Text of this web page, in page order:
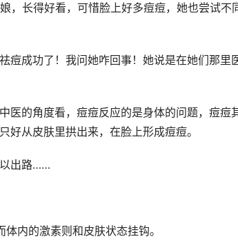
，长得好看，可惜脸上好多痘痘，她也尝试不
痘成功了！我问她咋回事！她说是在她们那里
医的角度看，痘痘反应的是身体的问题，痘痘
从皮肤里拱出来，在脸上形成痘痘。
以出路……
内的激素则和皮肤状态挂钩。